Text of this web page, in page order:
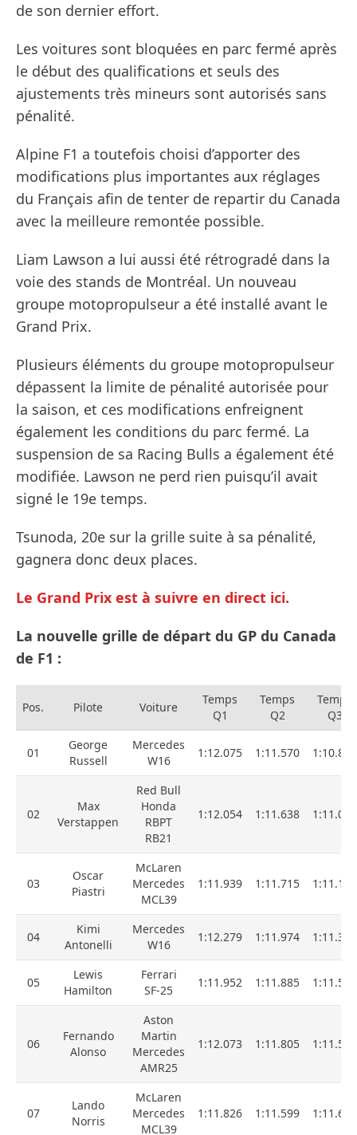
de son dernier effort.
Les voitures sont bloquées en parc fermé après
le début des qualifications et seuls des
ajustements très mineurs sont autorisés sans
pénalité.
Alpine F1 a toutefois choisi d’apporter des
modifications plus importantes aux réglages
du Français afin de tenter de repartir du Canada
avec la meilleure remontée possible.
Liam Lawson a lui aussi été rétrogradé dans la
voie des stands de Montréal. Un nouveau
groupe motopropulseur a été installé avant le
Grand Prix.
Plusieurs éléments du groupe motopropulseur
dépassent la limite de pénalité autorisée pour
la saison, et ces modifications enfreignent
également les conditions du parc fermé. La
suspension de sa Racing Bulls a également été
modifiée. Lawson ne perd rien puisqu’il avait
signé le 19e temps.
Tsunoda, 20e sur la grille suite à sa pénalité,
gagnera donc deux places.
Le Grand Prix est à suivre en direct ici.
La nouvelle grille de départ du GP du Canada
de F1 :
Pos. Pilote Voiture
Temps
Q1
Temps
Q2
Temps
Q3
01
George
Russell
Mercedes
W16
1:12.075 1:11.570 1:10.899
02
Max
Verstappen
Red Bull
Honda
RBPT
RB21
1:12.054 1:11.638 1:11.059
03
Oscar
Piastri
McLaren
Mercedes
MCL39
1:11.939 1:11.715 1:11.120
04
Kimi
Antonelli
Mercedes
W16
1:12.279 1:11.974 1:11.391
05
Lewis
Hamilton
Ferrari
SF-25
1:11.952 1:11.885 1:11.526
06
Fernando
Alonso
Aston
Martin
Mercedes
AMR25
1:12.073 1:11.805 1:11.586
07
Lando
Norris
McLaren
Mercedes
MCL39
1:11.826 1:11.599 1:11.625